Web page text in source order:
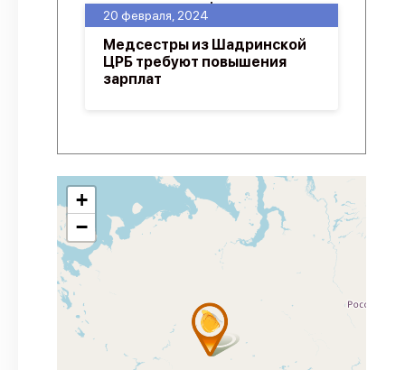
20 февраля, 2024
Медсестры из Шадринской
ЦРБ требуют повышения
зарплат
+
−